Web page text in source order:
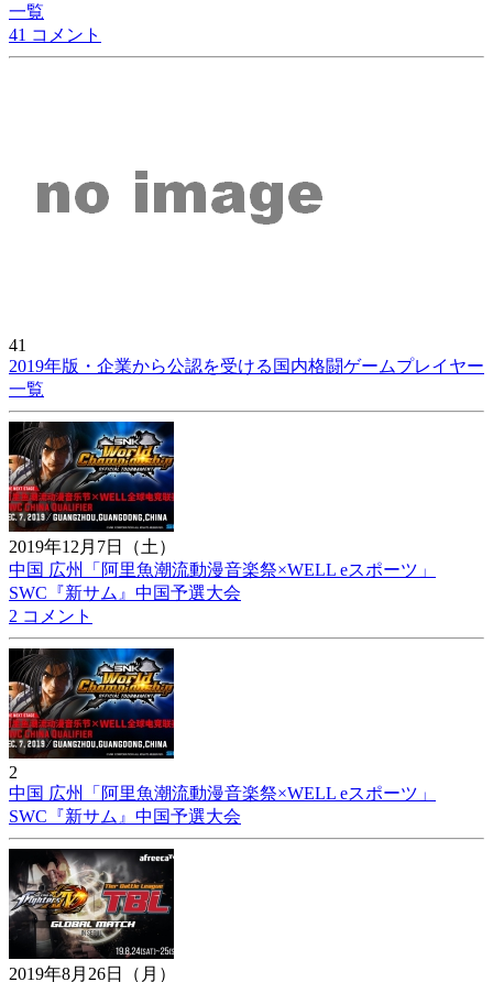
一覧
41 コメント
41
2019年版・企業から公認を受ける国内格闘ゲームプレイヤー
一覧
2019年12月7日（土）
中国 広州「阿里魚潮流動漫音楽祭×WELL eスポーツ」
SWC『新サム』中国予選大会
2 コメント
2
中国 広州「阿里魚潮流動漫音楽祭×WELL eスポーツ」
SWC『新サム』中国予選大会
2019年8月26日（月）